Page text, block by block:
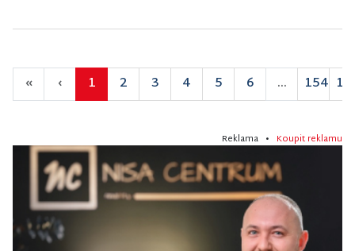
« ‹ 1 2 3 4 5 6 ... 154
Reklama • Koupit reklamu